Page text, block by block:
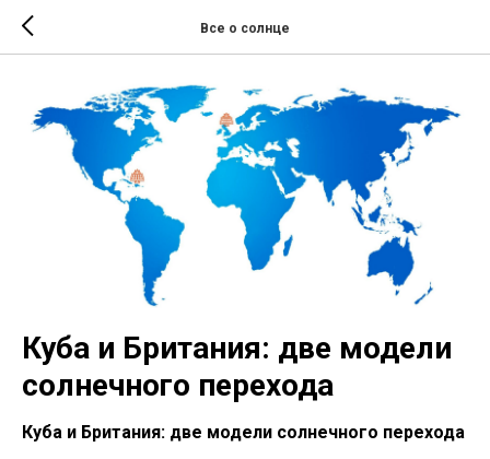
Все о солнце
Куба и Британия: две модели
солнечного перехода
Куба и Британия: две модели солнечного перехода